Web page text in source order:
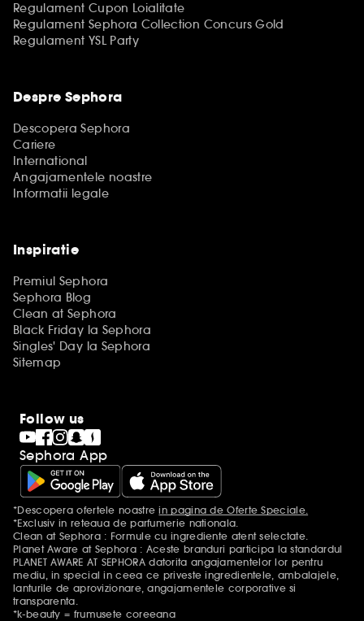
Regulament Cupon Loialitate
Regulament Sephora Collection Concurs Gold
Regulament YSL Party
Despre Sephora
Descopera Sephora
Cariere
International
Angajamentele noastre
Informatii legale
Inspiratie
Premiul Sephora
Sephora Blog
Clean at Sephora
Black Friday la Sephora
Singles' Day la Sephora
Sitemap
Follow us
Sephora App
Mentiuni aditionale
*Descopera ofertele noastrein pagina de Oferte Speciale.
*Exclusiv in reteaua de parfumerie nationala.
Clean at Sephora : Formule cu ingrediente atent selectate.
Planet Aware at Sephora : Aceste branduri participa la standardul
PLANET AWARE AT SEPHORA datorita angajamentelor lor pentru
mediu, in special in ceea ce priveste ingredientele, ambalajele,
lanturile de aprovizionare, angajamentele corporative si
transparenta.
*k-beauty = frumusete coreeana